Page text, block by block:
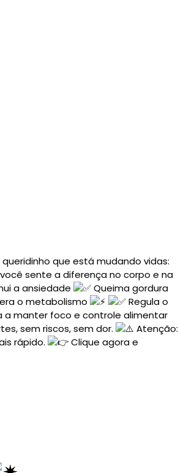
que está mudando vidas:
sente a diferença no corpo e na
a ansiedade
Queima gordura
o metabolismo
Regula o
a manter foco e controle alimentar
sem riscos, sem dor.
Atenção:
rápido.
Clique agora e